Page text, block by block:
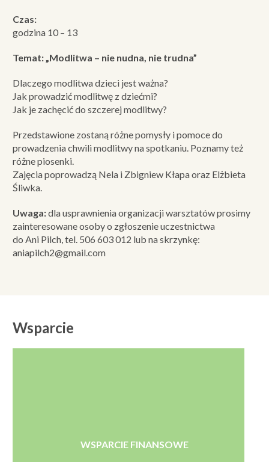
Czas:
godzina 10 – 13
Temat: „Modlitwa – nie nudna, nie trudna”
Dlaczego modlitwa dzieci jest ważna?
Jak prowadzić modlitwę z dziećmi?
Jak je zachęcić do szczerej modlitwy?
Przedstawione zostaną różne pomysły i pomoce do
prowadzenia chwili modlitwy na spotkaniu. Poznamy też
różne piosenki.
Zajęcia poprowadzą Nela i Zbigniew Kłapa oraz Elżbieta
Śliwka.
Uwaga:dla usprawnienia organizacji warsztatów prosimy
zainteresowane osoby o zgłoszenie uczestnictwa
do Ani Pilch, tel. 506 603 012 lub na skrzynkę:
aniapilch2@gmail.com
Wsparcie
WSPARCIE FINANSOWE